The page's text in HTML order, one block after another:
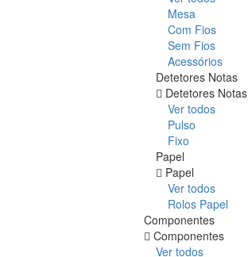
Mesa
Com Fios
Sem Fios
Acessórios
Detetores Notas
Detetores Notas
Ver todos
Pulso
Fixo
Papel
Papel
Ver todos
Rolos Papel
Componentes
Componentes
Ver todos